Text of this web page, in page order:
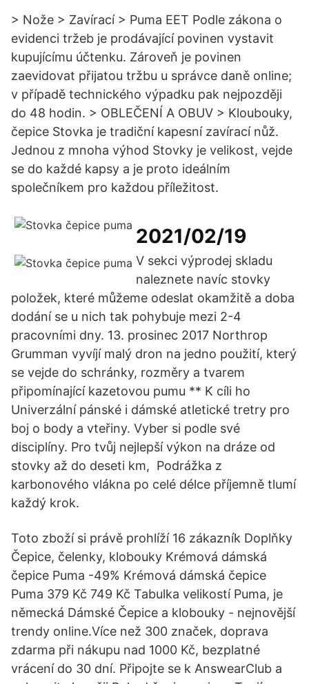
> Nože > Zavírací > Puma EET Podle zákona o
evidenci tržeb je prodávající povinen vystavit
kupujícímu účtenku. Zároveň je povinen
zaevidovat přijatou tržbu u správce daně online;
v případě technického výpadku pak nejpozději
do 48 hodin. > OBLEČENÍ A OBUV > Kloubouky,
čepice Stovka je tradiční kapesní zavírací nůž.
Jednou z mnoha výhod Stovky je velikost, vejde
se do každé kapsy a je proto ideálním
společníkem pro každou příležitost.
2021/02/19
V sekci výprodej skladu
naleznete navíc stovky
položek, které můžeme odeslat okamžitě a doba
dodání se u nich tak pohybuje mezi 2-4
pracovními dny. 13. prosinec 2017 Northrop
Grumman vyvíjí malý dron na jedno použití, který
se vejde do schránky, rozměry a tvarem
připomínající kazetovou pumu ** K cíli ho
Univerzální pánské i dámské atletické tretry pro
boj o body a vteřiny. Vyber si podle své
disciplíny. Pro tvůj nejlepší výkon na dráze od
stovky až do deseti km, Podrážka z
karbonového vlákna po celé délce příjemně tlumí
každý krok.
Toto zboží si právě prohlíží 16 zákazník Doplňky
Čepice, čelenky, klobouky Krémová dámská
čepice Puma -49% Krémová dámská čepice
Puma 379 Kč 749 Kč Tabulka velikostí Puma, je
německá Dámské Čepice a klobouky - nejnovější
trendy online.Více než 300 značek, doprava
zdarma při nákupu nad 1000 Kč, bezplatné
vrácení do 30 dní. Připojte se k AnswearClub a